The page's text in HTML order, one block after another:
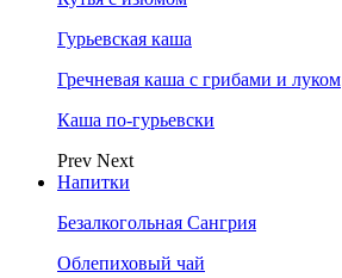
Гурьевская каша
Гречневая каша с грибами и луком
Каша по-гурьевски
Prev Next
Напитки
Безалкогольная Сангрия
Облепиховый чай